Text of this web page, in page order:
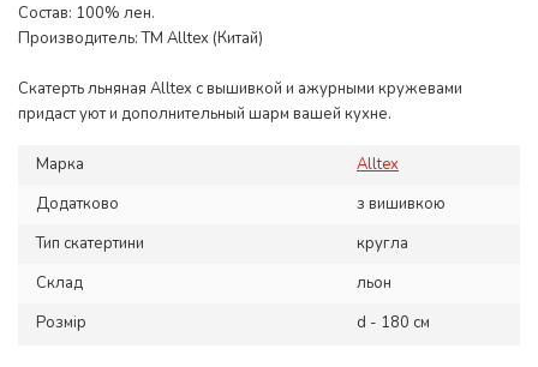
Состав: 100% лен.
Производитель: ТМ Alltex (Китай)
Скатерть льняная Alltex с вышивкой и ажурными кружевами
придаст уют и дополнительный шарм вашей кухне.
Марка
Alltex
Додатково
з вишивкою
Тип скатертини
кругла
Склад
льон
Розмір
d - 180 см